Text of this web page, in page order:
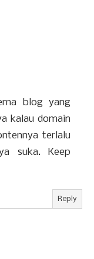
blog yang
kalau domain
terlalu
suka. Keep
Reply